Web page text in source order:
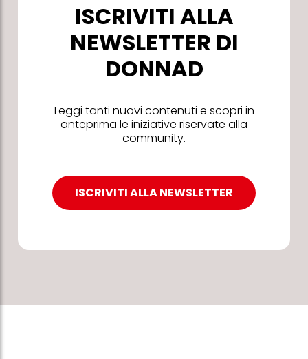
ISCRIVITI ALLA
NEWSLETTER DI
DONNAD
Leggi tanti nuovi contenuti e scopri in
anteprima le iniziative riservate alla
community.
ISCRIVITI ALLA NEWSLETTER